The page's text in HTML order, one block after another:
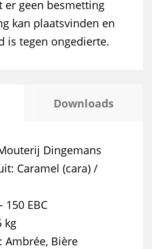
er geen besmetting
kan plaatsvinden en
is tegen ongedierte.
Downloads
Dingemans
Caramel (cara) /
150 EBC
kg
Ambrée, Bière